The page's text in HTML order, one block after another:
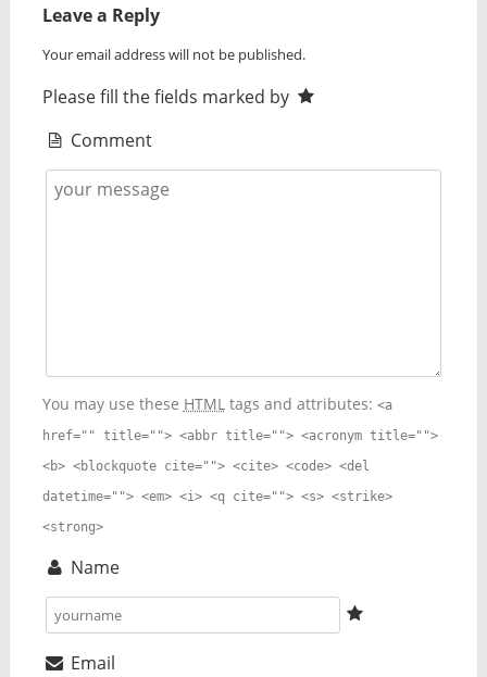
Leave a Reply
Your email address will not be published.
Please fill the fields marked by
Comment
You may use these HTMLtags and attributes: <a
href="" title=""> <abbr title=""> <acronym title="">
<b> <blockquote cite=""> <cite> <code> <del
datetime=""> <em> <i> <q cite=""> <s> <strike>
<strong>
Name
Email